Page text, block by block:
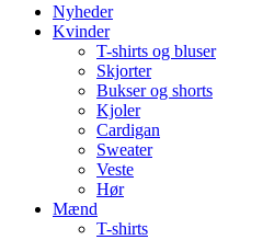
Nyheder
Kvinder
T-shirts og bluser
Skjorter
Bukser og shorts
Kjoler
Cardigan
Sweater
Veste
Hør
Mænd
T-shirts